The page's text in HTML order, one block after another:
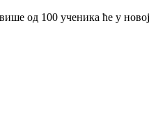
од 100 ученика ће у